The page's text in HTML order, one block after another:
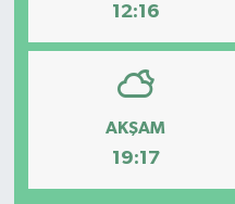
12:16
AKŞAM
19:17